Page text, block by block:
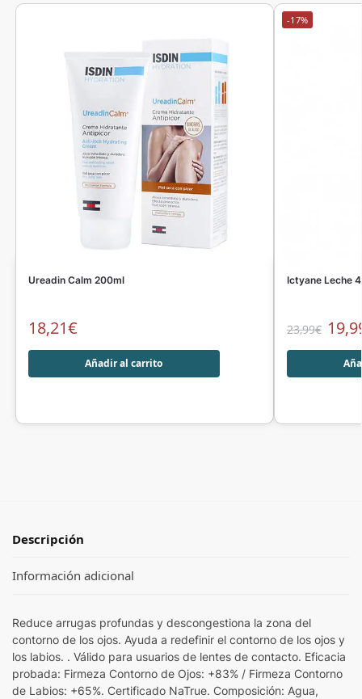
Ureadin Calm 200ml
18,21€
Añadir al carrito
-17%
Ictyane Leche
23,99€
Descripción
Información adicional
Reduce arrugas profundas y descongestiona la zona del
contorno de los ojos. Ayuda a redefinir el contorno de los ojos y
los labios. . Válido para usuarios de lentes de contacto. Eficacia
probada: Firmeza Contorno de Ojos: +83% / Firmeza Contorno
de Labios: +65%. Certificado NaTrue. Composición: Agua,